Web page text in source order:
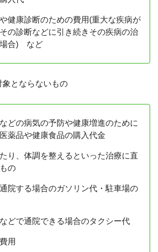
健康診断のための費用(重大な疾病が
の診断などに引き続きその疾病の治
場合) など
とならないもの
どの病気の予防や健康増進のために
薬品や健康食品の購入代金
り、体調を整えるといった治療に直
の
院する場合のガソリン代・駐車場の
どで通院できる場合のタクシー代
用